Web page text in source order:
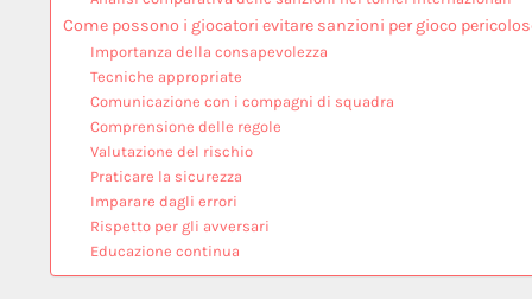
Come possono i giocatori evitare sanzioni per gioco
Importanza della consapevolezza
Tecniche appropriate
Comunicazione con i compagni di squadra
Comprensione delle regole
Valutazione del rischio
Praticare la sicurezza
Imparare dagli errori
Rispetto per gli avversari
Educazione continua